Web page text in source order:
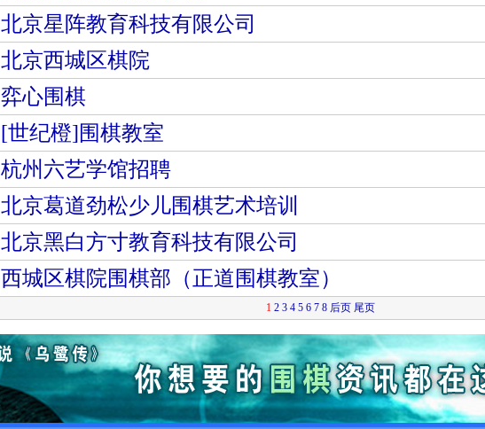
北京星阵教育科技有限公司
北京西城区棋院
弈心围棋
[世纪橙]围棋教室
杭州六艺学馆招聘
北京葛道劲松少儿围棋艺术培训
北京黑白方寸教育科技有限公司
西城区棋院围棋部（正道围棋教室）
1 2 3 4 5 6 7 8 后页 尾页